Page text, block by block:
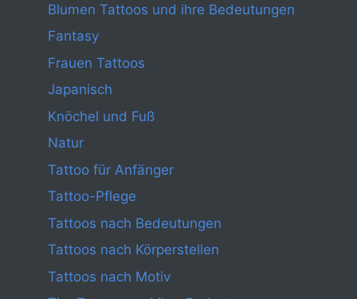
Blumen Tattoos und ihre Bedeutungen
Fantasy
Frauen Tattoos
Japanisch
Knöchel und Fuß
Natur
Tattoo für Anfänger
Tattoo-Pflege
Tattoos nach Bedeutungen
Tattoos nach Körperstellen
Tattoos nach Motiv